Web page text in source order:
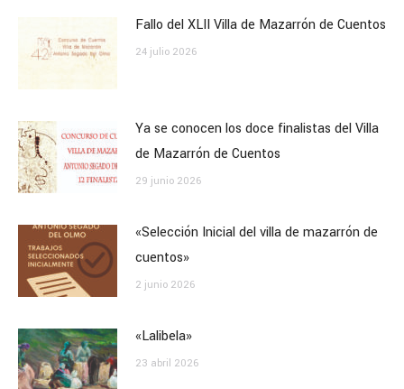
Fallo del XLII Villa de Mazarrón de Cuentos
24 julio 2026
Ya se conocen los doce finalistas del Villa
de Mazarrón de Cuentos
29 junio 2026
«Selección Inicial del villa de mazarrón de
cuentos»
2 junio 2026
«Lalibela»
23 abril 2026